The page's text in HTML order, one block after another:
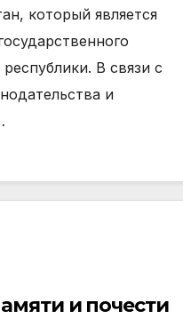
который является
В связи с
и
и почести